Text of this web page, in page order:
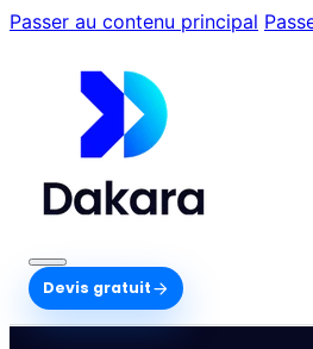
Passer au contenu principal
Devis gratuit